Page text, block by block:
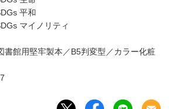
平和
マイノリティ
書館用堅牢製本／B5判変型／カラー化粧